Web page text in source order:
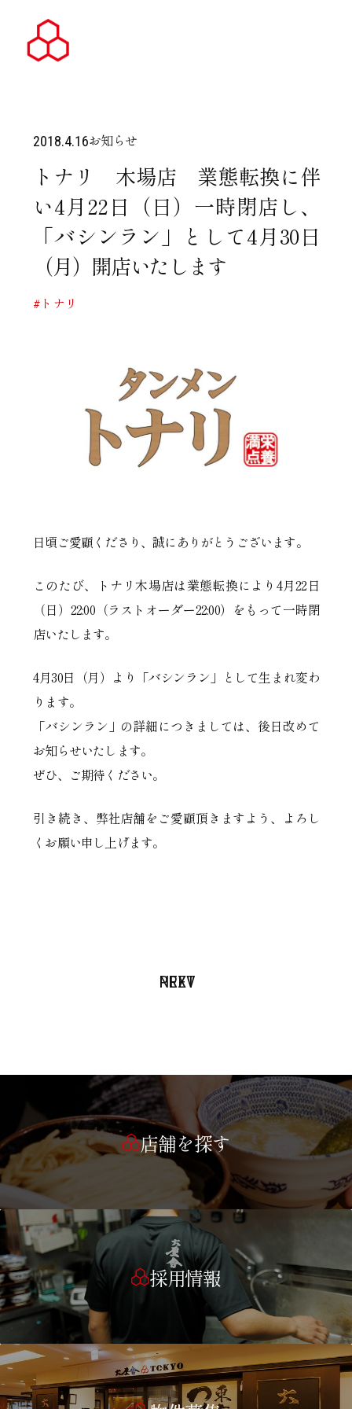
2018.4.16お知らせ
トナリ 木場店 業態転換に伴
い4月22日（日）一時閉店し、
「バシンラン」として4月30日
（月）開店いたします
#トナリ
日頃ご愛顧くださり、誠にありがとうございます。
このたび、トナリ木場店は業態転換により4月22日
（日）22:00（ラストオーダー22:00）をもって一時閉
店いたします。
4月30日（月）より「バシンラン」として生まれ変わ
ります。
「バシンラン」の詳細につきましては、後日改めて
お知らせいたします。
ぜひ、ご期待ください。
引き続き、弊社店舗をご愛顧頂きますよう、よろし
くお願い申し上げます。
PREV
NEXT
店舗を探す
採用情報